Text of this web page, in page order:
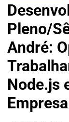
Pleno/
André:
Node.js